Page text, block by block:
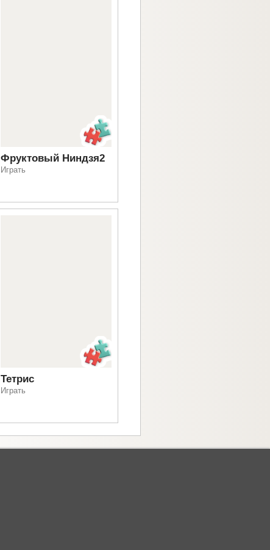
Фруктовый Ниндзя2
Играть
Тетрис
Играть